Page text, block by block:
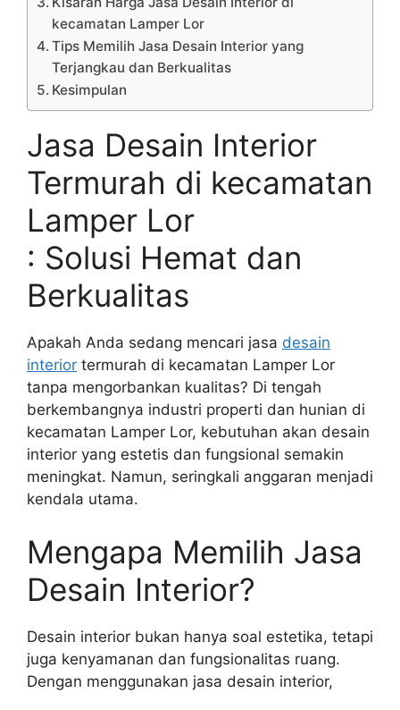
kecamatan Lamper Lor
Tips Memilih Jasa Desain Interior yang
Terjangkau dan Berkualitas
Kesimpulan
Jasa Desain Interior
Termurah di kecamatan
Lamper Lor
: Solusi Hemat dan
Berkualitas
Apakah Anda sedang mencari jasa desain
interior termurah di kecamatan Lamper Lor
tanpa mengorbankan kualitas? Di tengah
berkembangnya industri properti dan hunian di
kecamatan Lamper Lor, kebutuhan akan desain
interior yang estetis dan fungsional semakin
meningkat. Namun, seringkali anggaran menjadi
kendala utama.
Mengapa Memilih Jasa
Desain Interior?
Desain interior bukan hanya soal estetika, tetapi
juga kenyamanan dan fungsionalitas ruang.
Dengan menggunakan jasa desain interior,